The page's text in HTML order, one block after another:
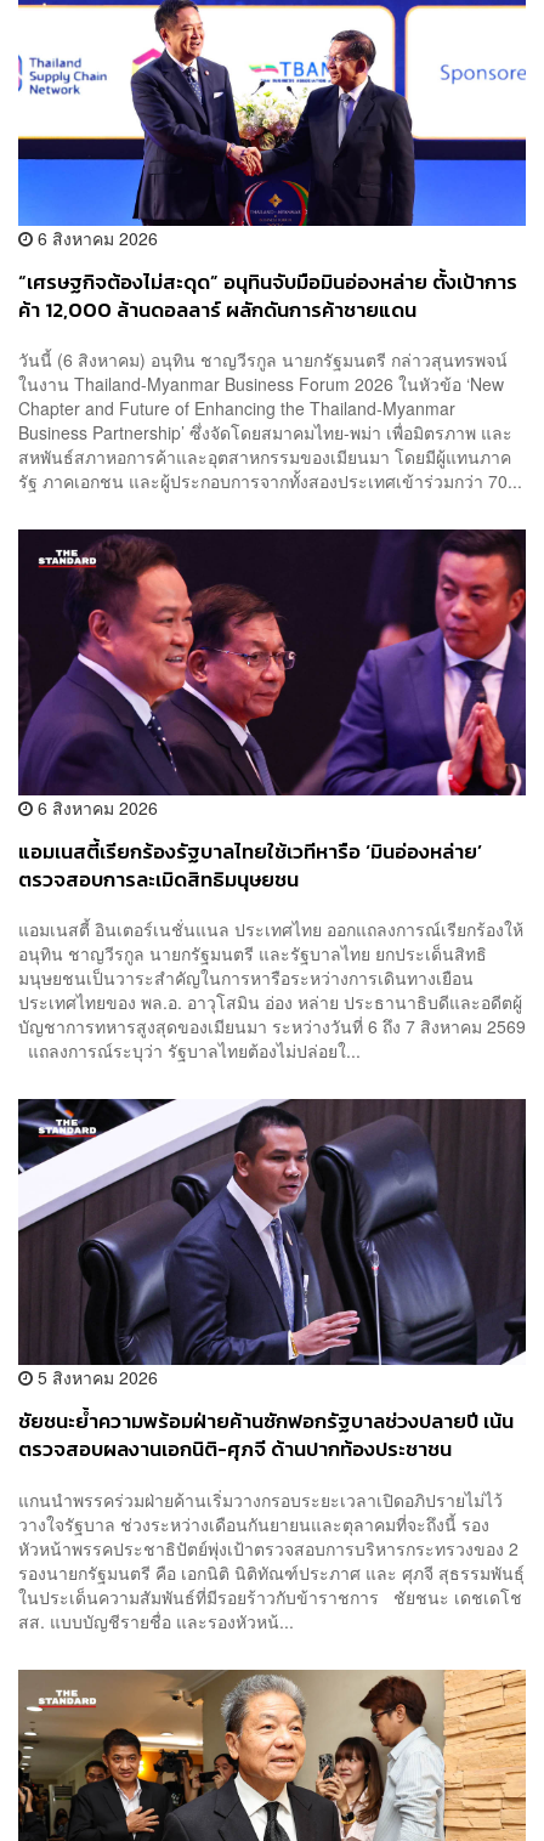
6 สิงหาคม 2026
“เศรษฐกิจต้องไม่สะดุด” อนุทินจับมือมินอ่องหล่าย ตั้งเป้าการ
ค้า 12,000 ล้านดอลลาร์ ผลักดันการค้าชายแดน
วันนี้ (6 สิงหาคม) อนุทิน ชาญวีรกูล นายกรัฐมนตรี กล่าวสุนทรพจน์
ในงาน Thailand-Myanmar Business Forum 2026 ในหัวข้อ ‘New
Chapter and Future of Enhancing the Thailand-Myanmar
Business Partnership’ ซึ่งจัดโดยสมาคมไทย-พม่า เพื่อมิตรภาพ และ
สหพันธ์สภาหอการค้าและอุตสาหกรรมของเมียนมา โดยมีผู้แทนภาค
รัฐ ภาคเอกชน และผู้ประกอบการจากทั้งสองประเทศเข้าร่วมกว่า 70...
6 สิงหาคม 2026
แอมเนสตี้เรียกร้องรัฐบาลไทยใช้เวทีหารือ ‘มินอ่องหล่าย’
ตรวจสอบการละเมิดสิทธิมนุษยชน
แอมเนสตี้ อินเตอร์เนชั่นแนล ประเทศไทย ออกแถลงการณ์เรียกร้องให้
อนุทิน ชาญวีรกูล นายกรัฐมนตรี และรัฐบาลไทย ยกประเด็นสิทธิ
มนุษยชนเป็นวาระสำคัญในการหารือระหว่างการเดินทางเยือน
ประเทศไทยของ พล.อ. อาวุโสมิน อ่อง หล่าย ประธานาธิบดีและอดีตผู้
บัญชาการทหารสูงสุดของเมียนมา ระหว่างวันที่ 6 ถึง 7 สิงหาคม 2569
แถลงการณ์ระบุว่า รัฐบาลไทยต้องไม่ปล่อยใ...
5 สิงหาคม 2026
ชัยชนะย้ำความพร้อมฝ่ายค้านซักฟอกรัฐบาลช่วงปลายปี เน้น
ตรวจสอบผลงานเอกนิติ-ศุภจี ด้านปากท้องประชาชน
แกนนำพรรคร่วมฝ่ายค้านเริ่มวางกรอบระยะเวลาเปิดอภิปรายไม่ไว้
วางใจรัฐบาล ช่วงระหว่างเดือนกันยายนและตุลาคมที่จะถึงนี้ รอง
หัวหน้าพรรคประชาธิปัตย์พุ่งเป้าตรวจสอบการบริหารกระทรวงของ 2
รองนายกรัฐมนตรี คือ เอกนิติ นิติทัณฑ์ประภาศ และ ศุภจี สุธรรมพันธุ์
ในประเด็นความสัมพันธ์ที่มีรอยร้าวกับข้าราชการ ชัยชนะ เดชเดโช
สส. แบบบัญชีรายชื่อ และรองหัวหน้...